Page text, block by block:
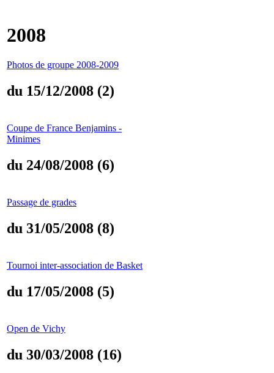
2008
Photos de groupe 2008-2009
du 15/12/2008 (2)
Coupe de France Benjamins -
Minimes
du 24/08/2008 (6)
Passage de grades
du 31/05/2008 (8)
Tournoi inter-association de Basket
du 17/05/2008 (5)
Open de Vichy
du 30/03/2008 (16)